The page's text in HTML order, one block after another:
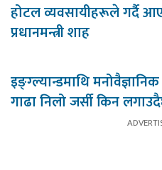
होटल व्यवसायीहरूले गर्दै
प्रधानमन्त्री शाह
इङ्ग्ल्यान्डमाथि
गाढा निलो जर्सी किन